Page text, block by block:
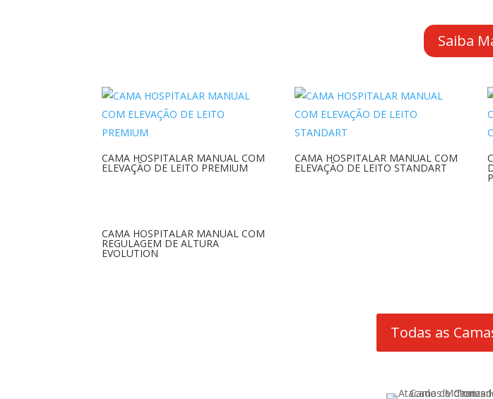
Saiba
CAMA HOSPITALAR MANUAL COM
ELEVAÇÃO DE LEITO PREMIUM
CAMA HOSPITALAR MANUAL COM
ELEVAÇÃO DE LEITO STANDART
CAMA HOSPITALAR MANUAL COM
REGULAGEM DE ALTURA
EVOLUTION
Todas as